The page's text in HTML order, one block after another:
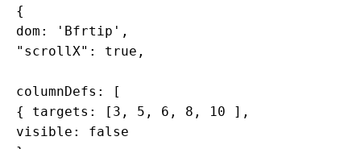
{
dom: 'Bfrtip',
"scrollX": true,
columnDefs: [
{ targets: [3, 5, 6, 8, 10 ],
visible: false